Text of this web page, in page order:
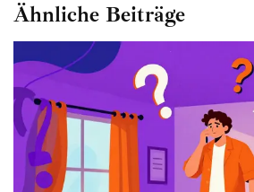
Ähnliche Beiträge